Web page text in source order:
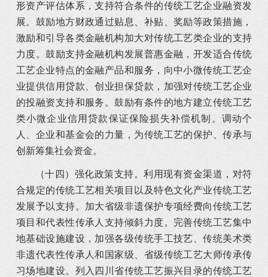
形资产评估体系，支持符合条件的传统工艺企业融资发
展。鼓励地方财政通过贴息、补贴、奖励等政策措施，
激励和引导各类金融机构加大对传统工艺类企业的支持
力度。鼓励支持金融机构发展普惠金融，开发适合传统
工艺企业特点的金融产品和服务，向中小微传统工艺企
业提供信用贷款、创业担保贷款，加强对传统工艺企业
的投融资支持和服务。鼓励有条件的地方建立传统工艺
类小微企业信用贷款保证保险损失补偿机制。调动个
人、企业和基金会的力量，为传统工艺的保护、传承与
创新筹集社会资金。
（十四）强化政策支持。利用现有资金渠道，对符
合规定的传统工艺相关项目以及特色文化产业传统工艺
发展予以支持。加大省级非遗保护专项经费向传统工艺
项目和代表性传承人支持倾斜力度。完善传统工艺集中
地基础设施建设，加强各级传统手工技艺、传统美术类
非遗代表性传承人和国家级、省级传统工艺大师传承传
习场地建设。列入四川省传统工艺振兴目录的传统工艺